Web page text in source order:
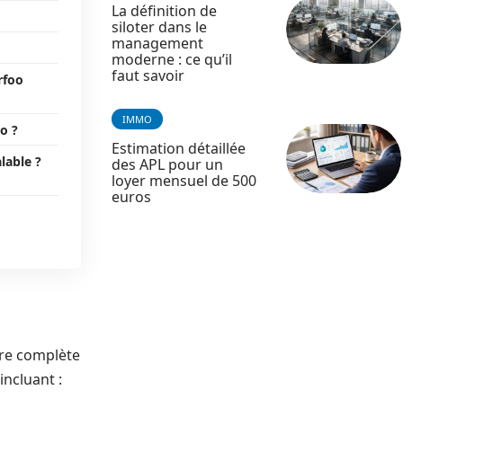
?
?
complète
:
La définition de
siloter dans le
management
moderne : ce qu’il
faut savoir
IMMO
Estimation détaillée
des APL pour un
loyer mensuel de 500
euros